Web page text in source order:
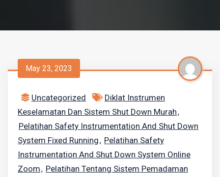
May 23, 2023
Uncategorized
Diklat Instrumen
Keselamatan Dan Sistem Shut Down Murah,
Pelatihan Safety Instrumentation And Shut Down
System Fixed Running, Pelatihan Safety
Instrumentation And Shut Down System Online
Zoom, Pelatihan Tentang Sistem Pemadaman